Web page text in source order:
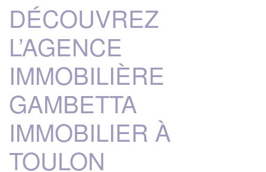
DÉCOUVREZ
L’AGENCE
IMMOBILIÈRE
GAMBETTA
IMMOBILIER À
TOULON